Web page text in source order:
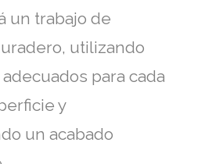
un trabajo de
utilizando
para cada
y
un acabado